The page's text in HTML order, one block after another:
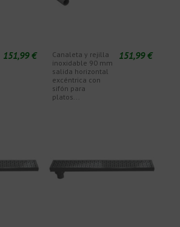
151,99 €
Canaleta y rejilla
inoxidable 90 mm
salida horizontal
excéntrica con
sifón para
platos...
151,99 €